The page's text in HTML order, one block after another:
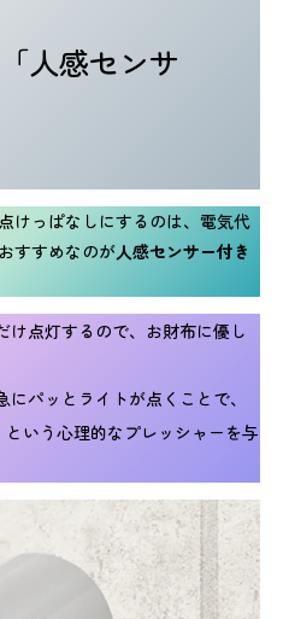
人感センサ
けっぱなしにするのは、電気代
すすめなのが人感センサー付き
け点灯するので、お財布に優し
にパッとライトが点くことで、
いう心理的なプレッシャーを与